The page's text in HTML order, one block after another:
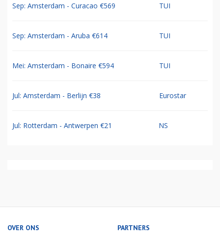
Sep: Amsterdam - Curacao €569 TUI
Sep: Amsterdam - Aruba €614 TUI
Mei: Amsterdam - Bonaire €594 TUI
Jul: Amsterdam - Berlijn €38 Eurostar
Jul: Rotterdam - Antwerpen €21 NS
OVER ONS PARTNERS